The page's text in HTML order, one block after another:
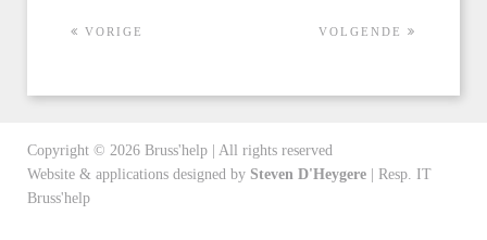
VORIGE VOLGENDE
Copyright © 2026 Bruss'help | All rights reserved
Website & applications designed by Steven D'Heygere | Resp. IT
Bruss'help